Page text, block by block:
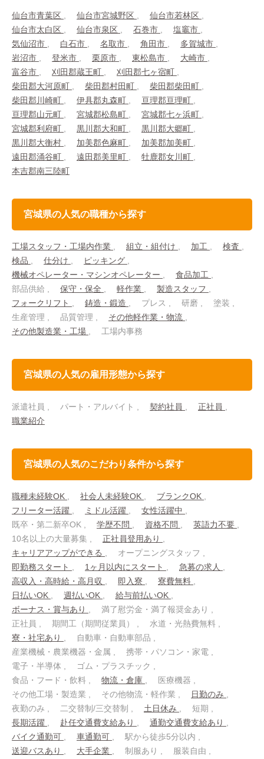
仙台市青葉区 仙台市宮城野区
仙台市若林区
仙台市太白区
仙台市泉区 石巻市
塩竈市
気仙沼市
白石市 名取市 角田市
多賀城市
岩沼市
登米市 栗原市 東松島市
大崎市
富谷市
刈田郡蔵王町
刈田郡七ヶ宿町
柴田郡大河原町
柴田郡村田町
柴田郡柴田町
柴田郡川崎町
伊具郡丸森町
亘理郡亘理町
亘理郡山元町
宮城郡松島町
宮城郡七ヶ浜町
宮城郡利府町
黒川郡大和町
黒川郡大郷町
黒川郡大衡村
加美郡色麻町
加美郡加美町
遠田郡涌谷町
遠田郡美里町
牡鹿郡女川町
本吉郡南三陸町
宮城県の人気の職種から探す
工場スタッフ・工場内作業 組立・組付け 加工
検査
検品
仕分け
ピッキング
機械オペレーター・マシンオペレーター
食品加工
部品供給
保守・保全 軽作業
製造スタッフ
フォークリフト
鋳造・鍛造 プレス 研磨
塗装
生産管理
品質管理
その他軽作業・物流
その他製造業・工場
工場内事務
宮城県の人気の雇用形態から探す
派遣社員 パート・アルバイト 契約社員
正社員
職業紹介
宮城県の人気のこだわり条件から探す
職種未経験OK 社会人未経験OK
ブランクOK
フリーター活躍
ミドル活躍
女性活躍中
既卒・第二新卒OK
学歴不問 資格不問
英語力不要
10名以上の大量募集
正社員登用あり
キャリアアップができる
オープニングスタッフ
即勤務スタート
1ヶ月以内にスタート
急募の求人
高収入・高時給・高月収
即入寮
寮費無料
日払いOK
週払いOK
給与前払いOK
ボーナス・賞与あり
満了慰労金・満了報奨金あり
正社員
期間工（期間従業員）
水道・光熱費無料
寮・社宅あり
自動車・自動車部品
産業機械・農業機器・金属
携帯・パソコン・家電
電子・半導体
ゴム・プラスチック
食品・フード・飲料
物流・倉庫
医療機器
その他工場・製造業
その他物流・軽作業
日勤のみ
夜勤のみ
二交替制/三交替制 土日休み
短期
長期活躍
赴任交通費支給あり
通勤交通費支給あり
バイク通勤可
車通勤可
駅から徒歩5分以内
送迎バスあり
大手企業 制服あり 服装自由